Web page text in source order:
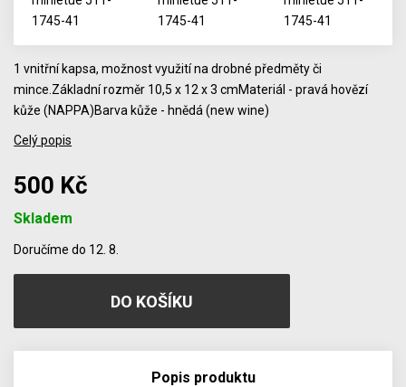
1 vnitřní kapsa, možnost využití na drobné předměty či
mince.Základní rozměr 10,5 x 12 x 3 cmMateriál - pravá hovězí
kůže (NAPPA)Barva kůže - hnědá (new wine)
Celý popis
500 Kč
Skladem
Doručíme do 12. 8.
Popis produktu